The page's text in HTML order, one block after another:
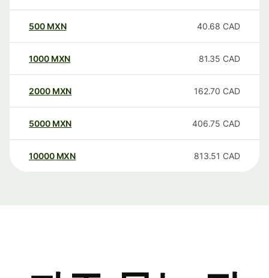
500 MXN 40.68 CAD
1000 MXN 81.35 CAD
2000 MXN 162.70 CAD
5000 MXN 406.75 CAD
10000 MXN 813.51 CAD